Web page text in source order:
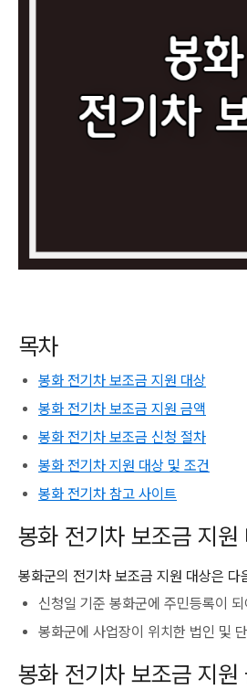
목차
봉화 전기차 보조금 지원 대상
봉화 전기차 보조금 지원 금액
봉화 전기차 보조금 신청 절차
봉화 전기차 지원 대상 및 조건
봉화 전기차 참고 사이트
봉화 전기차 보조금 지원
봉화군의 전기차 보조금 지원 대상은 다
신청일 기준 봉화군에 주민등록이
봉화군에 사업장이 위치한 법인 및 단
봉화 전기차 보조금 지원